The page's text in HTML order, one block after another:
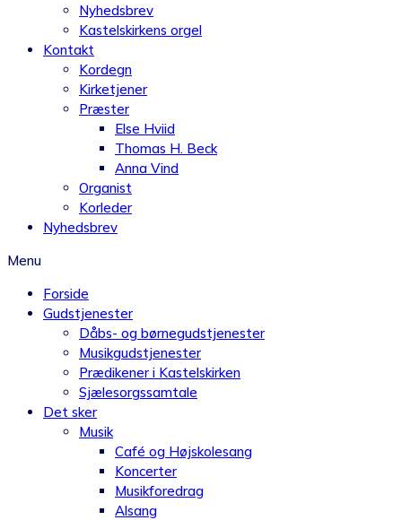
Nyhedsbrev
Kastelskirkens orgel
Kontakt
Kordegn
Kirketjener
Præster
Else Hviid
Thomas H. Beck
Anna Vind
Organist
Korleder
Nyhedsbrev
Menu
Forside
Gudstjenester
Dåbs- og børnegudstjenester
Musikgudstjenester
Prædikener i Kastelskirken
Sjælesorgssamtale
Det sker
Musik
Café og Højskolesang
Koncerter
Musikforedrag
Alsang